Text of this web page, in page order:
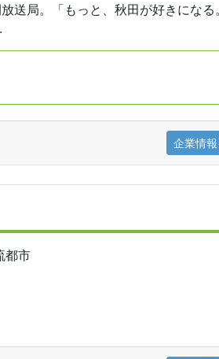
送局。「もっと、秋田が好きになる
企業情
都市